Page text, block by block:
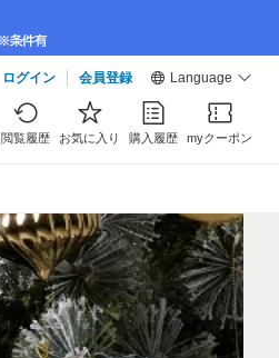
ログイン 会員登録 Language
閲覧履歴 お気に入り 購入履歴 myクーポン